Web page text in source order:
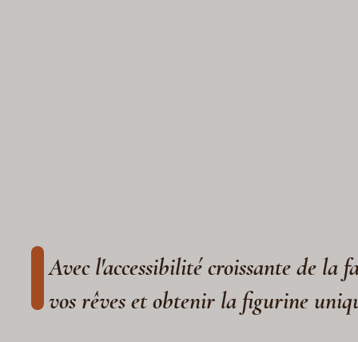
Avec l'accessibilité croissante de la
vos rêves et obtenir la figurine